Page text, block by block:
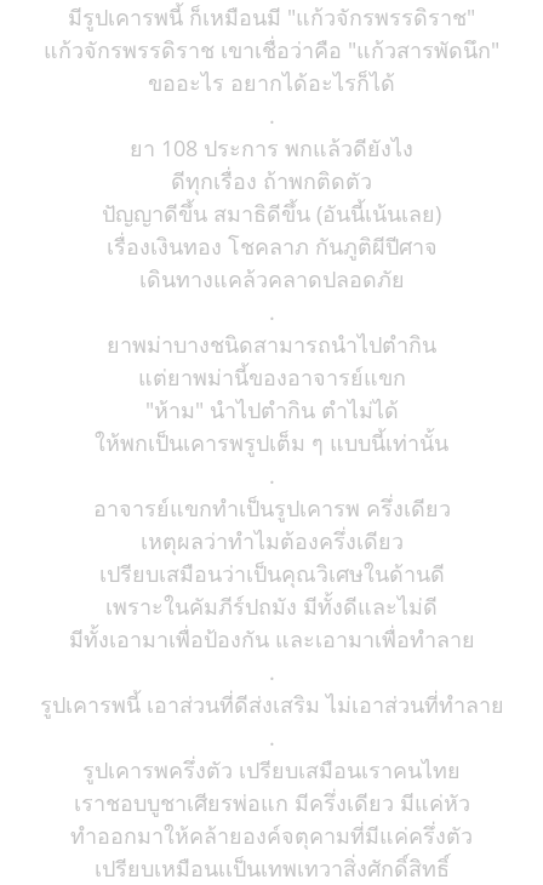
มีรูปเคารพนี้ ก็เหมือนมี "แก้วจักรพรรดิราช"
แก้วจักรพรรดิราช เขาเชื่อว่าคือ "แก้วสารพัดนึก"
ขออะไร อยากได้อะไรก็ได้
.
ยา 108 ประการ พกแล้วดียังไง
ดีทุกเรื่อง ถ้าพกติดตัว
ปัญญาดีขึ้น สมาธิดีขึ้น (อันนี้เน้นเลย)
เรื่องเงินทอง โชคลาภ กันภูติผีปีศาจ
เดินทางแคล้วคลาดปลอดภัย
.
ยาพม่าบางชนิดสามารถนำไปตำกิน
แต่ยาพม่านี้ของอาจารย์แขก
"ห้าม" นำไปตำกิน ตำไม่ได้
ให้พกเป็นเคารพรูปเต็ม ๆ แบบนี้เท่านั้น
.
อาจารย์แขกทำเป็นรูปเคารพ ครึ่งเดียว
เหตุผลว่าทำไมต้องครึ่งเดียว
เปรียบเสมือนว่าเป็นคุณวิเศษในด้านดี
เพราะในคัมภีร์ปถมัง มีทั้งดีและไม่ดี
มีทั้งเอามาเพื่อป้องกัน และเอามาเพื่อทำลาย
.
รูปเคารพนี้ เอาส่วนที่ดีส่งเสริม ไม่เอาส่วนที่ทำลาย
.
รูปเคารพครึ่งตัว เปรียบเสมือนเราคนไทย
เราชอบบูชาเศียรพ่อแก มีครึ่งเดียว มีแค่หัว
ทำออกมาให้คล้ายองค์จตุคามที่มีแค่ครึ่งตัว
เปรียบเหมือนเเป็นเทพเทวาสิ่งศักดิ์สิทธิ์